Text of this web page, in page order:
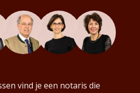
vind je een notaris die